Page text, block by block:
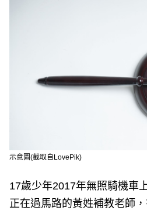
示意圖(截取自LovePik)
17歲少年2017年無照騎機車
正在過馬路的黃姓補教老師